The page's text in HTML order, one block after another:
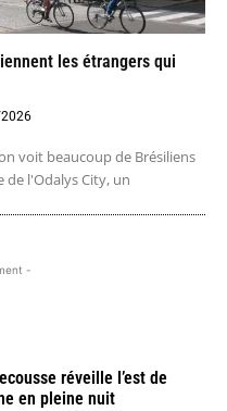
les étrangers qui
voit beaucoup de Brésiliens
de l'Odalys City, un
-
réveille l’est de
en pleine nuit